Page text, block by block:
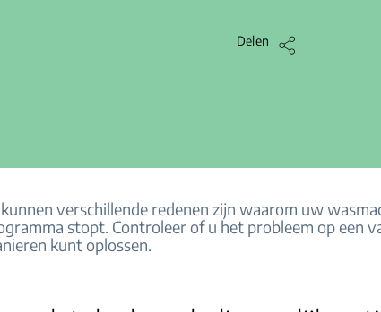
Delen
verschillende redenen zijn waarom uw
stopt. Controleer of u het probleem op een
kunt oplossen.